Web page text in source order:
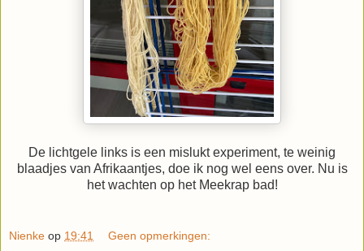
De lichtgele links is een mislukt experiment, te weinig
blaadjes van Afrikaantjes, doe ik nog wel eens over. Nu is
het wachten op het Meekrap bad!
Nienke op 19:41 Geen opmerkingen: